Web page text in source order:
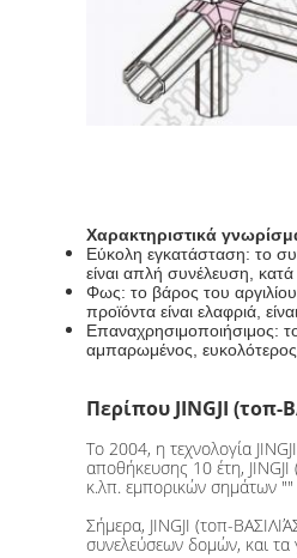
Χαρακτηριστικά
Εύκολη εγκατάσταση: το
είναι απλή συνέλευση,
Φως: το βάρος του
προϊόντα είναι ελαφριά,
Επαναχρησιμοποιήσιμος:
αμπαρωμένος,
Περίπου JINGJI (τοπ-
Το 2004, η τεχνολογία
αποθήκευσης 10 έτη,
κ.λπ. εμπορικών σημάτων
Σήμερα, JINGJI (τοπ-
συνελεύσεων δομών, και